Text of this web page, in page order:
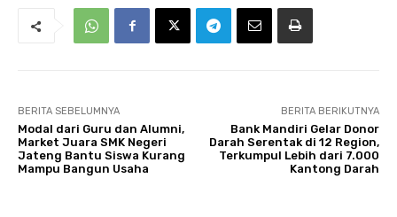
BERITA SEBELUMNYA
Modal dari Guru dan Alumni,
Market Juara SMK Negeri
Jateng Bantu Siswa Kurang
Mampu Bangun Usaha
BERITA BERIKUTNYA
Bank Mandiri Gelar Donor
Darah Serentak di 12 Region,
Terkumpul Lebih dari 7.000
Kantong Darah